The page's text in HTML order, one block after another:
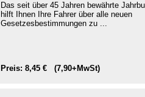
Das seit über 45 Jahren bewährte
hilft Ihnen Ihre Fahrer über alle neuen
Gesetzesbestimmungen zu ...
Preis: 8,45 € (7,90+MwSt)